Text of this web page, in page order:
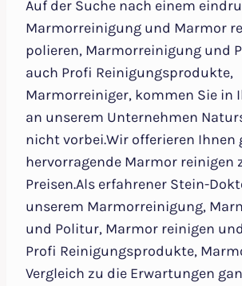
Auf der Suche nach einem
Marmorreinigung und Marmor
polieren, Marmorreinigung und
auch Profi Reinigungsprodukte,
Marmorreiniger, kommen Sie in
an unserem Unternehmen
nicht vorbei.Wir offerieren Ihnen
hervorragende Marmor reinigen
Preisen.Als erfahrener Stein-
unserem Marmorreinigung,
und Politur, Marmor reinigen
Profi Reinigungsprodukte,
Vergleich zu die Erwartungen